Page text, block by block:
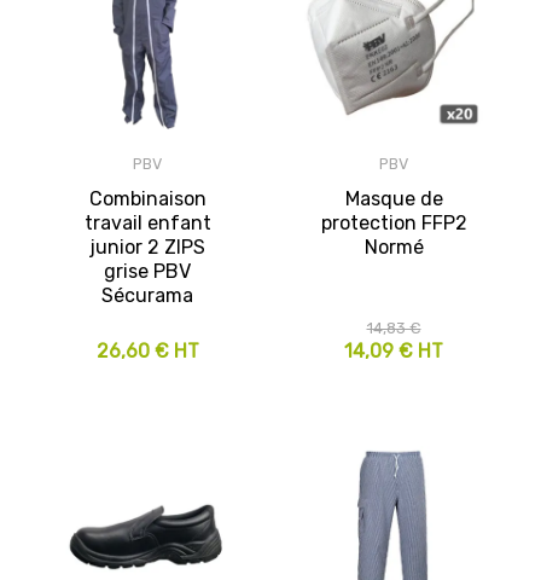
PBV
Combinaison
travail enfant
junior 2 ZIPS
grise PBV
Sécurama
26,60 € HT
PBV
Masque de
protection FFP2
Normé
14,09 € HT
14,83 €